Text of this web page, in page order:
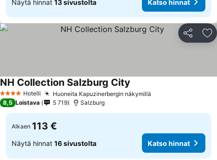
Näytä hinnat 13 sivustolta Katso hinnat
Jaa
4 Tähtiluokitus
Hotelli Huoneita Kapuzinerbergin näkymillä
NH Collection Salzburg City
8,5 Loistava 5 719 Salzburg
Alkaen 113 €
Näytä hinnat 16 sivustolta Katso hinnat